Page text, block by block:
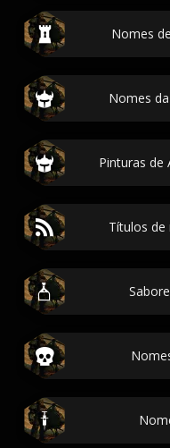
Nomes
Nomes
Pinturas de
Títulos